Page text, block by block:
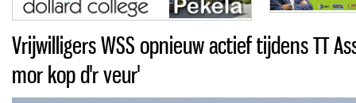
Vrijwilligers WSS opnieuw actief tijdens TT
mor kop d'r veur'